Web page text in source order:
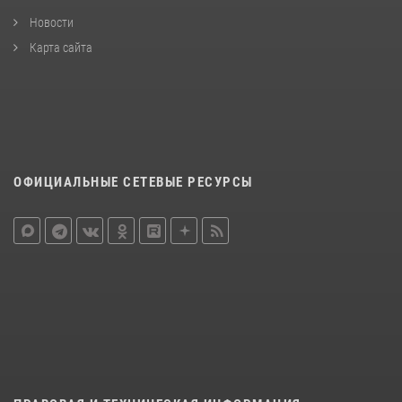
Новости
Карта сайта
ОФИЦИАЛЬНЫЕ СЕТЕВЫЕ РЕСУРСЫ